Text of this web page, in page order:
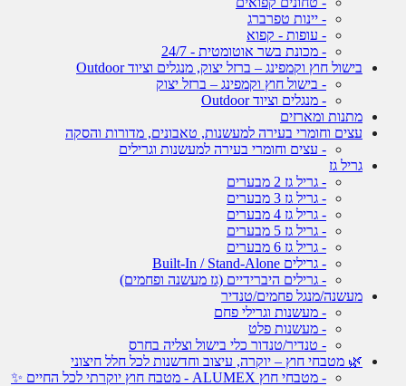
- יינות טפרברג
- עופות - קפוא
- מכונת בשר אוטומטית - 24/7
בישול חוץ וקמפינג – ברזל יצוק, מנגלים וציוד Outdoor
- בישול חוץ וקמפינג – ברזל יצוק
- מנגלים וציוד Outdoor
מתנות ומארזים
עצים וחומרי בעירה למעשנות, טאבונים, מדורות והסקה
- עצים וחומרי בעירה למעשנות וגרילים
גריל גז
- גריל גז 2 מבערים
- גריל גז 3 מבערים
- גריל גז 4 מבערים
- גריל גז 5 מבערים
- גריל גז 6 מבערים
- גרילים Built-In / Stand-Alone
- גרילים היברידיים (גז מעשנה ופחמים)
מעשנה/מנגל פחמים/טנדיר
- מעשנות וגרילי פחם
- מעשנות פלט
- טנדיר/טנדור כלי בישול וצליה בחרס
🌿 מטבחי חוץ – יוקרה, עיצוב וחדשנות לכל חלל חיצוני
- מטבחי חוץ ALUMEX - מטבח חוץ יוקרתי לכל החיים ✨